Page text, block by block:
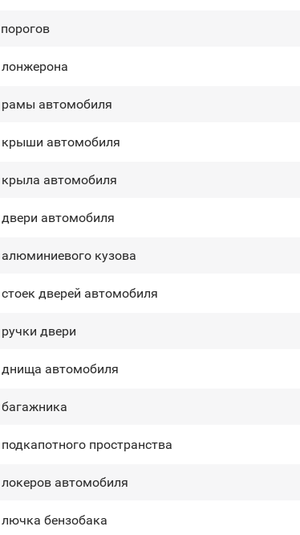
автомобиля
автомобиля
автомобиля
автомобиля
кузова
дверей автомобиля
двери
автомобиля
пространства
автомобиля
бензобака